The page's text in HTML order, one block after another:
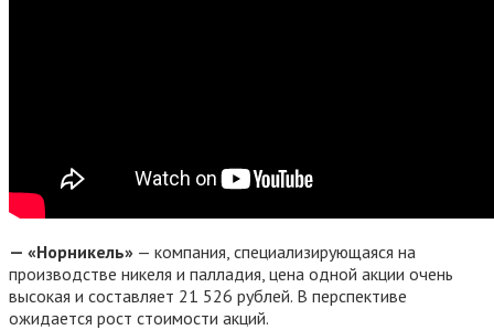
— «Норникель» — компания, специализирующаяся на
производстве никеля и палладия, цена одной акции очень
высокая и составляет 21 526 рублей. В перспективе
ожидается рост стоимости акций.